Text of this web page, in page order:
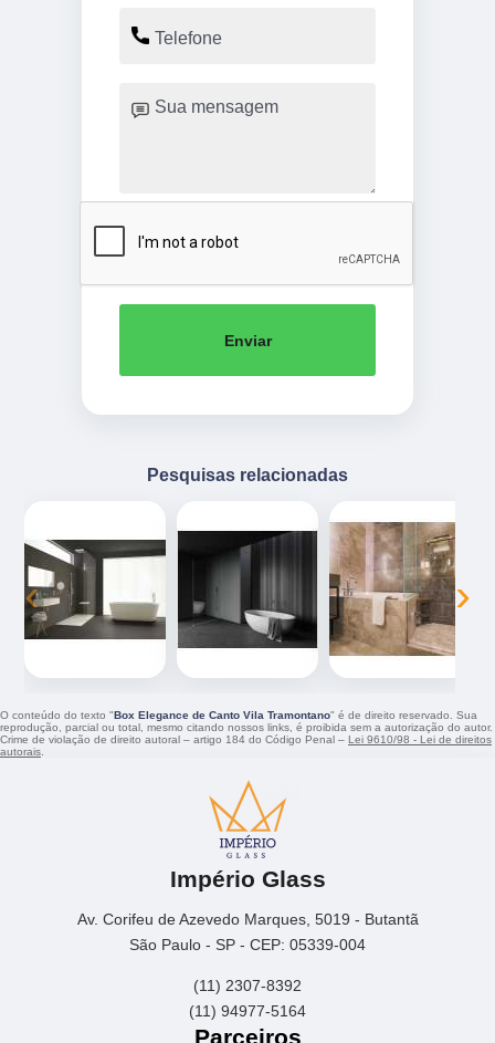
Enviar
Pesquisas relacionadas
‹ ›
O conteúdo do texto "Box Elegance de Canto Vila Tramontano" é de direito reservado. Sua
reprodução, parcial ou total, mesmo citando nossos links, é proibida sem a autorização do autor.
Crime de violação de direito autoral – artigo 184 do Código Penal – Lei 9610/98 - Lei de direitos
autorais
Império Glass
Av. Corifeu de Azevedo Marques, 5019 - Butantã
São Paulo - SP - CEP: 05339-004
(11) 2307-8392
(11) 94977-5164
Parceiros